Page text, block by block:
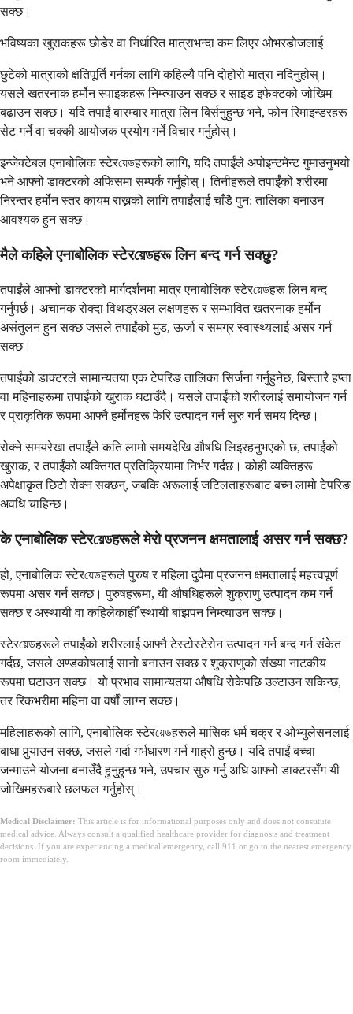
सक्छ।
भविष्यका खुराकहरू छोडेर वा निर्धारित मात्राभन्दा कम लिएर ओभरडोजलाई
छुटेको मात्राको क्षतिपूर्ति गर्नका लागि कहिल्यै पनि दोहोरो मात्रा नदिनुहोस्।
यसले खतरनाक हर्मोन स्पाइकहरू निम्त्याउन सक्छ र साइड इफेक्टको जोखिम
बढाउन सक्छ। यदि तपाईं बारम्बार मात्रा लिन बिर्सनुहुन्छ भने, फोन रिमाइन्डरहरू
सेट गर्ने वा चक्की आयोजक प्रयोग गर्ने विचार गर्नुहोस्।
इन्जेक्टेबल एनाबोलिक स्टेरয়েডहरूको लागि, यदि तपाईंले अपोइन्टमेन्ट गुमाउनुभयो
भने आफ्नो डाक्टरको अफिसमा सम्पर्क गर्नुहोस्। तिनीहरूले तपाईंको शरीरमा
निरन्तर हर्मोन स्तर कायम राख्नको लागि तपाईंलाई चाँडै पुन: तालिका बनाउन
आवश्यक हुन सक्छ।
मैले कहिले एनाबोलिक स्टेरয়েডहरू लिन बन्द गर्न सक्छु?
तपाईंले आफ्नो डाक्टरको मार्गदर्शनमा मात्र एनाबोलिक स्टेरয়েডहरू लिन बन्द
गर्नुपर्छ। अचानक रोक्दा विथड्रअल लक्षणहरू र सम्भावित खतरनाक हर्मोन
असंतुलन हुन सक्छ जसले तपाईंको मुड, ऊर्जा र समग्र स्वास्थ्यलाई असर गर्न
सक्छ।
तपाईंको डाक्टरले सामान्यतया एक टेपरिङ तालिका सिर्जना गर्नुहुनेछ, बिस्तारै हप्ता
वा महिनाहरूमा तपाईंको खुराक घटाउँदै। यसले तपाईंको शरीरलाई समायोजन गर्न
र प्राकृतिक रूपमा आफ्नै हर्मोनहरू फेरि उत्पादन गर्न सुरु गर्न समय दिन्छ।
रोक्ने समयरेखा तपाईंले कति लामो समयदेखि औषधि लिइरहनुभएको छ, तपाईंको
खुराक, र तपाईंको व्यक्तिगत प्रतिक्रियामा निर्भर गर्दछ। कोही व्यक्तिहरू
अपेक्षाकृत छिटो रोक्न सक्छन्, जबकि अरूलाई जटिलताहरूबाट बच्न लामो टेपरिङ
अवधि चाहिन्छ।
के एनाबोलिक स्टेरয়েডहरूले मेरो प्रजनन क्षमतालाई असर गर्न सक्छ?
हो, एनाबोलिक स्टेरয়েডहरूले पुरुष र महिला दुवैमा प्रजनन क्षमतालाई महत्त्वपूर्ण
रूपमा असर गर्न सक्छ। पुरुषहरूमा, यी औषधिहरूले शुक्राणु उत्पादन कम गर्न
सक्छ र अस्थायी वा कहिलेकाहीँ स्थायी बांझपन निम्त्याउन सक्छ।
स्टेरয়েডहरूले तपाईंको शरीरलाई आफ्नै टेस्टोस्टेरोन उत्पादन गर्न बन्द गर्न संकेत
गर्दछ, जसले अण्डकोषलाई सानो बनाउन सक्छ र शुक्राणुको संख्या नाटकीय
रूपमा घटाउन सक्छ। यो प्रभाव सामान्यतया औषधि रोकेपछि उल्टाउन सकिन्छ,
तर रिकभरीमा महिना वा वर्षौं लाग्न सक्छ।
महिलाहरूको लागि, एनाबोलिक स्टेरয়েডहरूले मासिक धर्म चक्र र ओभ्युलेसनलाई
बाधा पुर्‍याउन सक्छ, जसले गर्दा गर्भधारण गर्न गाह्रो हुन्छ। यदि तपाईं बच्चा
जन्माउने योजना बनाउँदै हुनुहुन्छ भने, उपचार सुरु गर्नु अघि आफ्नो डाक्टरसँग यी
जोखिमहरूबारे छलफल गर्नुहोस्।
Medical Disclaimer: This article is for informational purposes only and does not constitute
medical advice. Always consult a qualified healthcare provider for diagnosis and treatment
decisions. If you are experiencing a medical emergency, call 911 or go to the nearest emergency
room immediately.